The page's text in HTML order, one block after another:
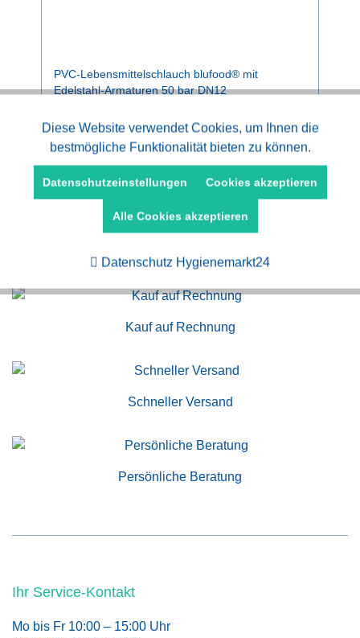
PVC-Lebensmittelschlauch blufood® mit
Edelstahl-Armaturen 50 bar DN12
Preise nach Anmeldung.
Kauf auf Rechnung
Schneller Versand
Persönliche Beratung
Ihr Service-Kontakt
Mo bis Fr 10:00 – 15:00 Uhr
Funktionale Aktiv
Marketing Aktiv
Diese Website verwendet Cookies, um Ihnen die
bestmögliche Funktionalität bieten zu können.
Datenschutzeinstellungen Cookies akzeptieren
Alle Cookies akzeptieren
Datenschutz Hygienemarkt24